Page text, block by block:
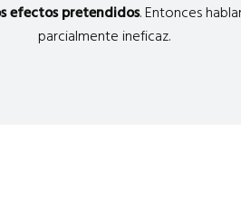
efectos pretendidos. Entonces
parcialmente ineficaz.